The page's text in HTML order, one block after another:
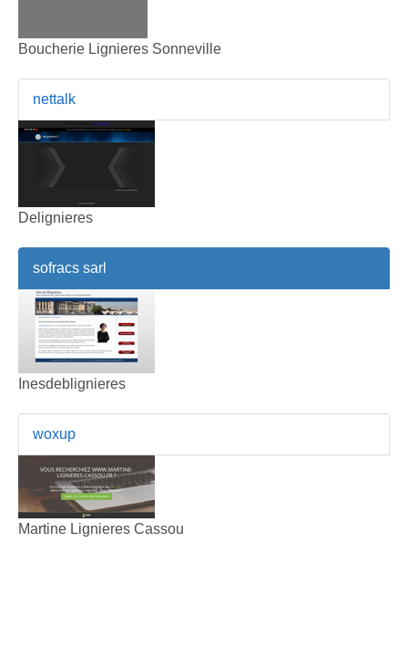
Boucherie Lignieres Sonneville
nettalk
Delignieres
sofracs sarl
Inesdeblignieres
woxup
Martine Lignieres Cassou